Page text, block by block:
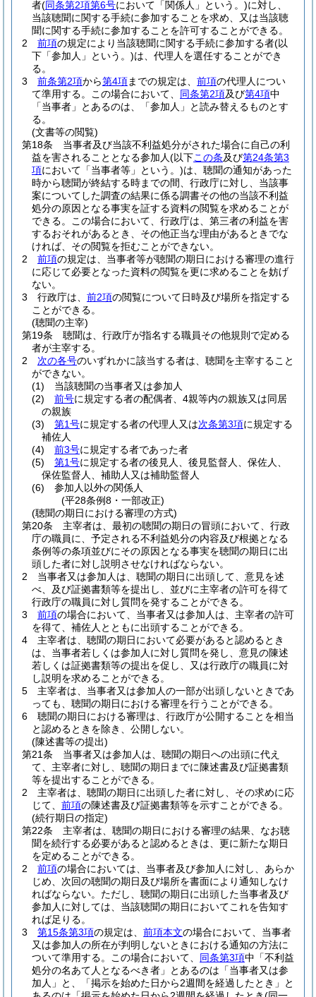
者(同条第2項第6号において「関係人」という。)に対し、
当該聴聞に関する手続に参加することを求め、又は当該聴
聞に関する手続に参加することを許可することができる。
2
前項の規定により当該聴聞に関する手続に参加する者(以
下「参加人」という。)は、代理人を選任することができ
る。
3
前条第2項から第4項までの規定は、 前項の代理人につい
て準用する。
この場合において、 同条第2項及び第4項中
「当事者」とあるのは、「参加人」と読み替えるものとす
る。
(文書等の閲覧)
第18条
当事者及び当該不利益処分がされた場合に自己の利
益を害されることとなる参加人(以下この条及び第24条第3
項において「当事者等」という。)は、聴聞の通知があった
時から聴聞が終結する時までの間、行政庁に対し、当該事
案についてした調査の結果に係る調書その他の当該不利益
処分の原因となる事実を証する資料の閲覧を求めることが
できる。
この場合において、行政庁は、第三者の利益を害
するおそれがあるとき、その他正当な理由があるときでな
ければ、その閲覧を拒むことができない。
2
前項の規定は、当事者等が聴聞の期日における審理の進行
に応じて必要となった資料の閲覧を更に求めることを妨げ
ない。
3
行政庁は、 前2項の閲覧について日時及び場所を指定する
ことができる。
(聴聞の主宰)
第19条
聴聞は、行政庁が指名する職員その他規則で定める
者が主宰する。
2
次の各号のいずれかに該当する者は、聴聞を主宰すること
ができない。
(1)
当該聴聞の当事者又は参加人
(2)
前号に規定する者の配偶者、4親等内の親族又は同居
の親族
(3)
第1号に規定する者の代理人又は次条第3項に規定する
補佐人
(4)
前3号に規定する者であった者
(5)
第1号に規定する者の後見人、後見監督人、保佐人、
保佐監督人、補助人又は補助監督人
(6)
参加人以外の関係人
(平28条例8・一部改正)
(聴聞の期日における審理の方式)
第20条
主宰者は、最初の聴聞の期日の冒頭において、行政
庁の職員に、予定される不利益処分の内容及び根拠となる
条例等の条項並びにその原因となる事実を聴聞の期日に出
頭した者に対し説明させなければならない。
2
当事者又は参加人は、聴聞の期日に出頭して、意見を述
べ、及び証拠書類等を提出し、並びに主宰者の許可を得て
行政庁の職員に対し質問を発することができる。
3
前項の場合において、当事者又は参加人は、主宰者の許可
を得て、補佐人とともに出頭することができる。
4
主宰者は、聴聞の期日において必要があると認めるとき
は、当事者若しくは参加人に対し質問を発し、意見の陳述
若しくは証拠書類等の提出を促し、又は行政庁の職員に対
し説明を求めることができる。
5
主宰者は、当事者又は参加人の一部が出頭しないときであ
っても、聴聞の期日における審理を行うことができる。
6
聴聞の期日における審理は、行政庁が公開することを相当
と認めるときを除き、公開しない。
(陳述書等の提出)
第21条
当事者又は参加人は、聴聞の期日への出頭に代え
て、主宰者に対し、聴聞の期日までに陳述書及び証拠書類
等を提出することができる。
2
主宰者は、聴聞の期日に出頭した者に対し、その求めに応
じて、 前項の陳述書及び証拠書類等を示すことができる。
(続行期日の指定)
第22条
主宰者は、聴聞の期日における審理の結果、なお聴
聞を続行する必要があると認めるときは、更に新たな期日
を定めることができる。
2
前項の場合においては、当事者及び参加人に対し、あらか
じめ、次回の聴聞の期日及び場所を書面により通知しなけ
ればならない。 ただし、聴聞の期日に出頭した当事者及び
参加人に対しては、当該聴聞の期日においてこれを告知す
れば足りる。
3
第15条第3項の規定は、 前項本文の場合において、当事者
又は参加人の所在が判明しないときにおける通知の方法に
ついて準用する。
この場合において、 同条第3項中「不利益
処分の名あて人となるべき者」とあるのは「当事者又は参
加人」と、「掲示を始めた日から2週間を経過したとき」と